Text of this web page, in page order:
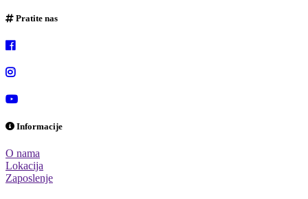
Pratite nas
Informacije
O nama
Lokacija
Zaposlenje